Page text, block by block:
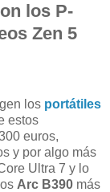
los P-
Zen 5
los portátiles
estos
euros,
y por algo más
Ultra 7 y lo
Arc B390 más